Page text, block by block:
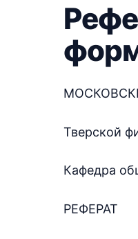
Тверской
Кафедра
РЕФЕРАТ